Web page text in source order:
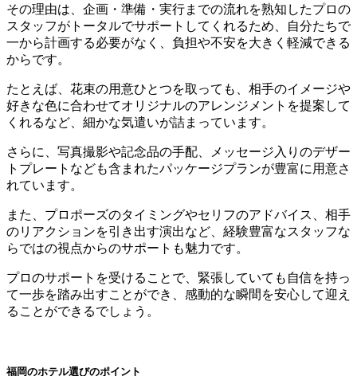
その理由は、企画・準備・実行までの流れを熟知したプロの
スタッフがトータルでサポートしてくれるため、自分たちで
一から計画する必要がなく、負担や不安を大きく軽減できる
からです。
たとえば、花束の用意ひとつを取っても、相手のイメージや
好きな色に合わせてオリジナルのアレンジメントを提案して
くれるなど、細かな気遣いが詰まっています。
さらに、写真撮影や記念品の手配、メッセージ入りのデザー
トプレートなども含まれたパッケージプランが豊富に用意さ
れています。
また、プロポーズのタイミングやセリフのアドバイス、相手
のリアクションを引き出す演出など、経験豊富なスタッフな
らではの視点からのサポートも魅力です。
プロのサポートを受けることで、緊張していても自信を持っ
て一歩を踏み出すことができ、感動的な瞬間を安心して迎え
ることができるでしょう。
福岡のホテル選びのポイント